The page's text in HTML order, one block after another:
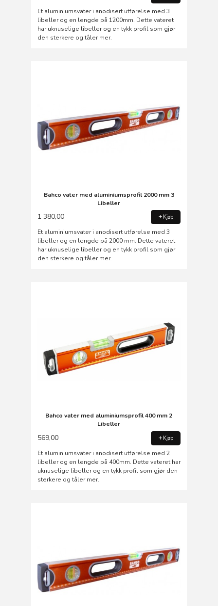
Et aluminiumsvater i anodisert utførelse med 3
libeller og en lengde på 1200mm. Dette vateret
har uknuselige libeller og en tykk profil som gjør
den sterkere og tåler mer.
Bahco vater med aluminiumsprofil 2000 mm 3
Libeller
1 380,00 Kjøp
Et aluminiumsvater i anodisert utførelse med 3
libeller og en lengde på 2000 mm. Dette vateret
har uknuselige libeller og en tykk profil som gjør
den sterkere og tåler mer.
Bahco vater med aluminiumsprofil 400 mm 2
Libeller
569,00 Kjøp
Et aluminiumsvater i anodisert utførelse med 2
libeller og en lengde på 400mm. Dette vateret har
uknuselige libeller og en tykk profil som gjør den
sterkere og tåler mer.